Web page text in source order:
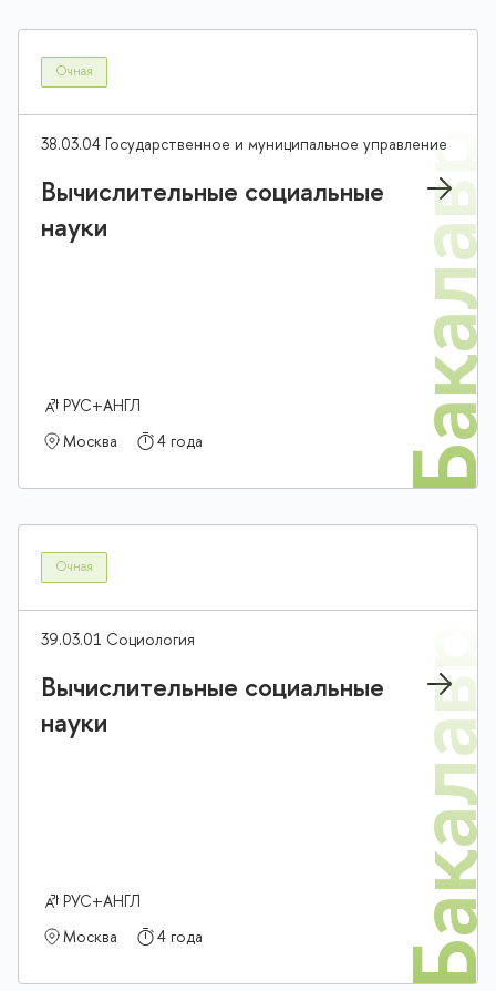
Очная
38.03.04 Государственное и муниципальное управление
Вычислительные социальные
науки
РУС+АНГЛ
Москва
4 года
Очная
39.03.01 Социология
Вычислительные социальные
науки
РУС+АНГЛ
Москва
4 года